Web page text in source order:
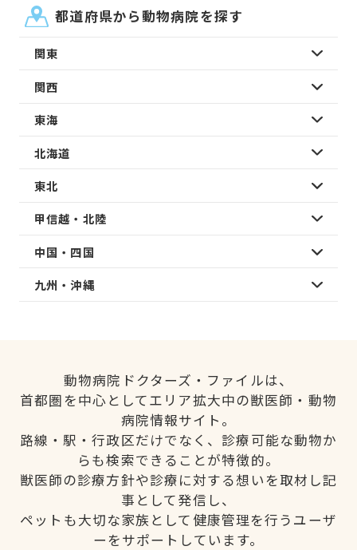
都道府県から動物病院を探す
関東
関西
東海
北海道
東北
甲信越・北陸
中国・四国
九州・沖縄
動物病院ドクターズ・ファイルは、
首都圏を中心としてエリア拡大中の獣医師・動物
病院情報サイト。
路線・駅・行政区だけでなく、診療可能な動物か
らも検索できることが特徴的。
獣医師の診療方針や診療に対する想いを取材し記
事として発信し、
ペットも大切な家族として健康管理を行うユーザ
ーをサポートしています。